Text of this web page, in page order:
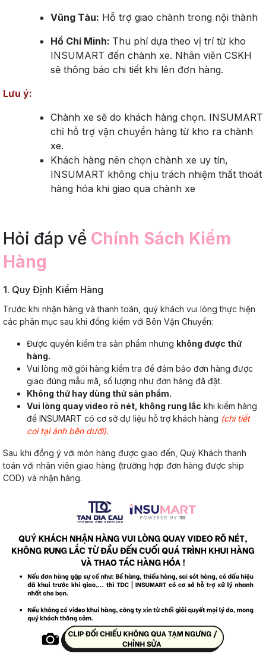
Vũng Tàu: Hỗ trợ giao chành trong nội thành
Hồ Chí Minh: Thu phí dựa theo vị trí từ kho
INSUMART đến chành xe. Nhân viên CSKH
sẽ thông báo chi tiết khi lên đơn hàng.
Lưu ý:
Chành xe sẽ do khách hàng chọn. INSUMART
chỉ hỗ trợ vận chuyển hàng từ kho ra chành
xe.
Khách hàng nên chọn chành xe uy tín,
INSUMART không chịu trách nhiệm thất thoát
hàng hóa khi giao qua chành xe
Hỏi đáp về Chính Sách Kiểm
Hàng
1. Quy Định Kiểm Hàng
Trước khi nhận hàng và thanh toán, quý khách vui lòng thực hiện
các phân mục sau khi đồng kiểm với Bên Vận Chuyển:
Được quyền kiểm tra sản phẩm nhưng không được thử
hàng.
Vui lòng mở gói hàng kiểm tra để đảm bảo đơn hàng được
giao đúng mẫu mã, số lượng như đơn hàng đã đặt.
Không thử hay dùng thử sản phẩm.
Vui lòng quay video rõ nét, không rung lắc khi kiểm hàng
để INSUMART có cơ sở dự liệu hỗ trợ khách hàng (chi tiết
coi tại ảnh bên dưới).
Sau khi đồng ý với món hàng được giao đến, Quý Khách thanh
toán với nhân viên giao hàng (trường hợp đơn hàng được ship
COD) và nhận hàng.